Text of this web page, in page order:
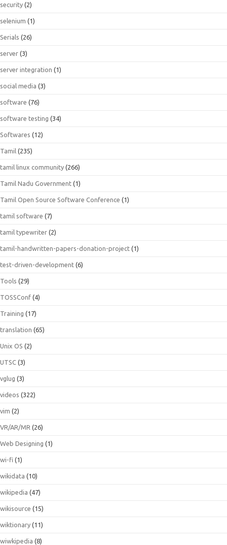
security (2)
selenium (1)
Serials (26)
server (3)
server integration (1)
social media (3)
software (76)
software testing (34)
Softwares (12)
Tamil (235)
tamil linux community (266)
Tamil Nadu Government (1)
Tamil Open Source Software Conference (1)
tamil software (7)
tamil typewriter (2)
tamil-handwritten-papers-donation-project (1)
test-driven-development (6)
Tools (29)
TOSSConf (4)
Training (17)
translation (65)
Unix OS (2)
UTSC (3)
vglug (3)
videos (322)
vim (2)
VR/AR/MR (26)
Web Designing (1)
wi-fi (1)
wikidata (10)
wikipedia (47)
wikisource (15)
wiktionary (11)
wiwkipedia (8)